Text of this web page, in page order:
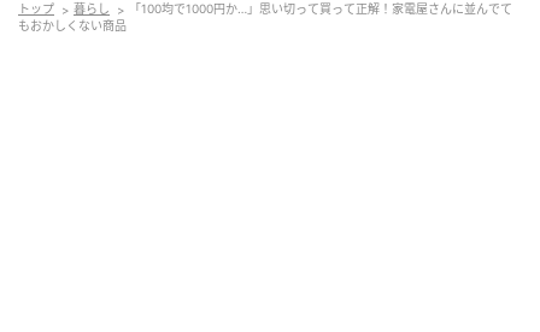
トップ 暮らし
「100均で1000円か…」思い切って買って正解！家電屋さんに並んでて
もおかしくない商品